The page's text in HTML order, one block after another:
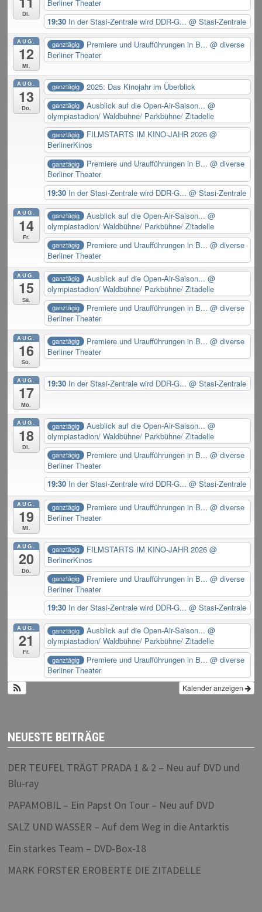
Di.
Berliner Theater
19:30 In der Stasi-Zentrale wird DDR-G...@ Stasi-Zentrale
AUG.
12
Mi.
ganztägig Premiere und Uraufführungen in B... @ diverse
Berliner Theater
AUG.
13
Do.
ganztägig 2025: Das Kinojahr im Überblick
ganztägig Ausblick auf die Open-Air-Saison... @
olympiastadion/ Waldbühne/ Parkbühne/ Zitadelle
ganztägig FILMSTARTS IM KINO-JAHR 2026 @
BerlinerKinos
ganztägig Premiere und Uraufführungen in B... @ diverse
Berliner Theater
19:30 In der Stasi-Zentrale wird DDR-G...@ Stasi-Zentrale
AUG.
14
Fr.
ganztägig Ausblick auf die Open-Air-Saison... @
olympiastadion/ Waldbühne/ Parkbühne/ Zitadelle
ganztägig Premiere und Uraufführungen in B... @ diverse
Berliner Theater
AUG.
15
Sa.
ganztägig Ausblick auf die Open-Air-Saison... @
olympiastadion/ Waldbühne/ Parkbühne/ Zitadelle
ganztägig Premiere und Uraufführungen in B... @ diverse
Berliner Theater
AUG.
16
So.
ganztägig Premiere und Uraufführungen in B... @ diverse
Berliner Theater
AUG.
17
Mo.
19:30 In der Stasi-Zentrale wird DDR-G...@ Stasi-Zentrale
AUG.
18
Di.
ganztägig Ausblick auf die Open-Air-Saison... @
olympiastadion/ Waldbühne/ Parkbühne/ Zitadelle
ganztägig Premiere und Uraufführungen in B... @ diverse
Berliner Theater
19:30 In der Stasi-Zentrale wird DDR-G...@ Stasi-Zentrale
AUG.
19
Mi.
ganztägig Premiere und Uraufführungen in B... @ diverse
Berliner Theater
AUG.
20
Do.
ganztägig FILMSTARTS IM KINO-JAHR 2026 @
BerlinerKinos
ganztägig Premiere und Uraufführungen in B... @ diverse
Berliner Theater
19:30 In der Stasi-Zentrale wird DDR-G...@ Stasi-Zentrale
AUG.
21
Fr.
ganztägig Ausblick auf die Open-Air-Saison... @
olympiastadion/ Waldbühne/ Parkbühne/ Zitadelle
ganztägig Premiere und Uraufführungen in B... @ diverse
Berliner Theater
Kalender anzeigen
NEUESTE BEITRÄGE
DER TEUFEL TRÄGT PRADA 1 & 2 – Neu auf DVD und
Blu-ray
PAPAMOBIL – Ein Papst On Tour – Neu auf DVD
SALZ UND WASSER – Auf dem Weg in die Antarktis
Ein starkes Team – DVD-Box-18
MARK FORSTER EROBERTE DIE ZITADELLE